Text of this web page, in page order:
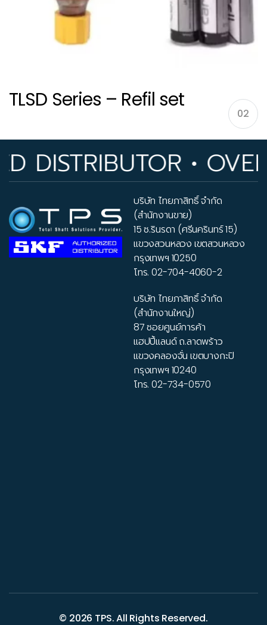
TLSD Series – Refil set
02
• OVER
บริษัท ไทยภาสิทธิ์ จำกัด
(สำนักงานขาย)
15 ซ.รินรดา (ศรีนครินทร์ 15)
แขวงสวนหลวง เขตสวนหลวง
กรุงเทพฯ 10250
โทร.02-704-4060-2
บริษัท ไทยภาสิทธิ์ จำกัด
(สำนักงานใหญ่)
87 ซอยศูนย์การค้า
แฮปปี้แลนด์ ถ.ลาดพร้าว
แขวงคลองจั่น เขตบางกะปิ
กรุงเทพฯ 10240
โทร.02-734-0570
© 2026 TPS. All Rights Reserved.